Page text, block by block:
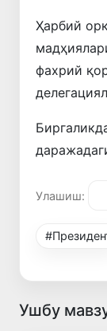
Ҳарбий
фахрий
Улашиш:
Ушбу